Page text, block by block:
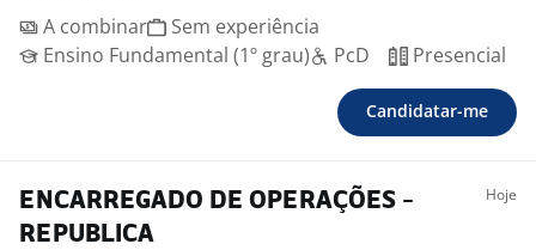
A combinar
Sem experiência
Ensino Fundamental (1º grau)
PcD Presencial
Candidatar-me
ENCARREGADO DE OPERAÇÕES -
REPUBLICA
Hoje